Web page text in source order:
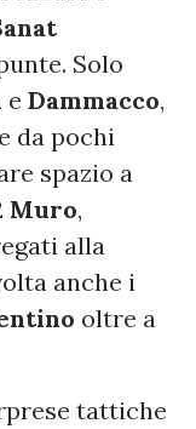
Solo
e Dammacco,
da pochi
spazio a
Muro,
alla
anche i
oltre a
tattiche